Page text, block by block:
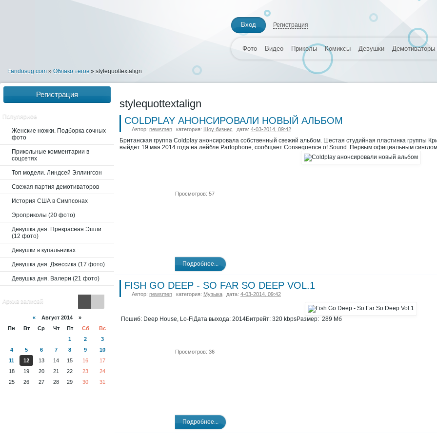
Вход Регистрация
Фото Видео Приколы Комиксы Девушки Демотиваторы
Fandosug.com » Облако тегов » stylequottextalign
Регистрация
Популярное
Женские ножки. Подборка сочных
фото
Прикольные комментарии в
соцсетях
Топ модели. Линдсей Эллингсон
Свежая партия демотиваторов
История США в Симпсонах
Эроприколы (20 фото)
Девушка дня. Прекрасная Эшли
(12 фото)
Девушки в купальниках
Девушка дня. Джессика (17 фото)
Девушка дня. Валери (21 фото)
Архив записей
« Август 2014 »
Пн
Вт Ср Чт Пт Сб
Вс
1
2
3
4
5 6 7 8 9
10
11
12 13 14 15 16
17
18
19 20 21 22 23
24
25
26 27 28 29 30 31
stylequottextalign
COLDPLAY АНОНСИРОВАЛИ НОВЫЙ АЛЬБОМ
Автор: newsmen категория: Шоу бизнес дата: 4-03-2014, 09:42
Британская группа Coldplay анонсировала собственный свежий альбом. Шестая студийная пластинка группы
выйдет 19 мая 2014 года на лейбле Parlophone, сообщает Consequence of Sound. Первым официальным
Подробнее...
Просмотров: 57
FISH GO DEEP - SO FAR SO DEEP VOL.1
Автор: newsmen категория: Музыка дата: 4-03-2014, 09:42
Пошиб: Deep House, Lo-FiДата выхода: 2014Битрейт: 320 kbpsРазмер: 289 Мб
Подробнее...
Просмотров: 36